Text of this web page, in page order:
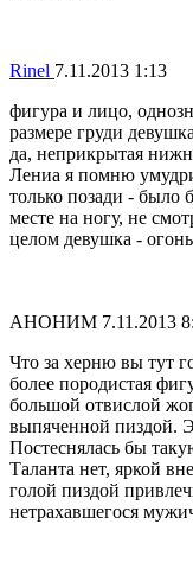
Rinel 7.11.2013 1:13
фигура и лицо,
размере груди
да, неприкрытая
Лениа я помню
только позади - было
месте на ногу, не
целом девушка -
АНОНИМ 7.11.2013
Что за херню вы тут
более породистая
большой отвислой
выпяченной пиздой.
Постеснялась бы
Таланта нет, яркой
голой пиздой
нетрахавшегося